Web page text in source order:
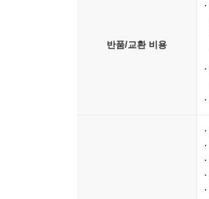
반품/교환 비용